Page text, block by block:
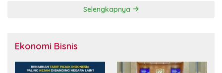
Selengkapnya
Ekonomi Bisnis